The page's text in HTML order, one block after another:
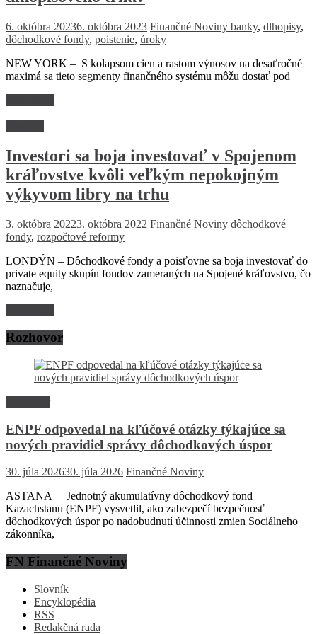
6. októbra 20236. októbra 2023 Finančné Noviny banky, dlhopisy,
dôchodkové fondy, poistenie, úroky
NEW YORK – S kolapsom cien a rastom výnosov na desaťročné
maximá sa tieto segmenty finančného systému môžu dostať pod
Investori sa boja investovať v Spojenom
kráľovstve kvôli veľkým nepokojným
výkyvom libry na trhu
3. októbra 20223. októbra 2022 Finančné Noviny dôchodkové
fondy, rozpočtové reformy
LONDÝN – Dôchodkové fondy a poisťovne sa boja investovať do
private equity skupín fondov zameraných na Spojené kráľovstvo, čo
naznačuje,
Rozhovor
ENPF odpovedal na kľúčové otázky týkajúce sa
nových pravidiel správy dôchodkových úspor
30. júla 202630. júla 2026 Finančné Noviny
ASTANA – Jednotný akumulatívny dôchodkový fond
Kazachstanu (ENPF) vysvetlil, ako zabezpečí bezpečnosť
dôchodkových úspor po nadobudnutí účinnosti zmien Sociálneho
zákonníka,
FN Finančné Noviny
Slovník
Encyklopédia
RSS
Redakčná rada